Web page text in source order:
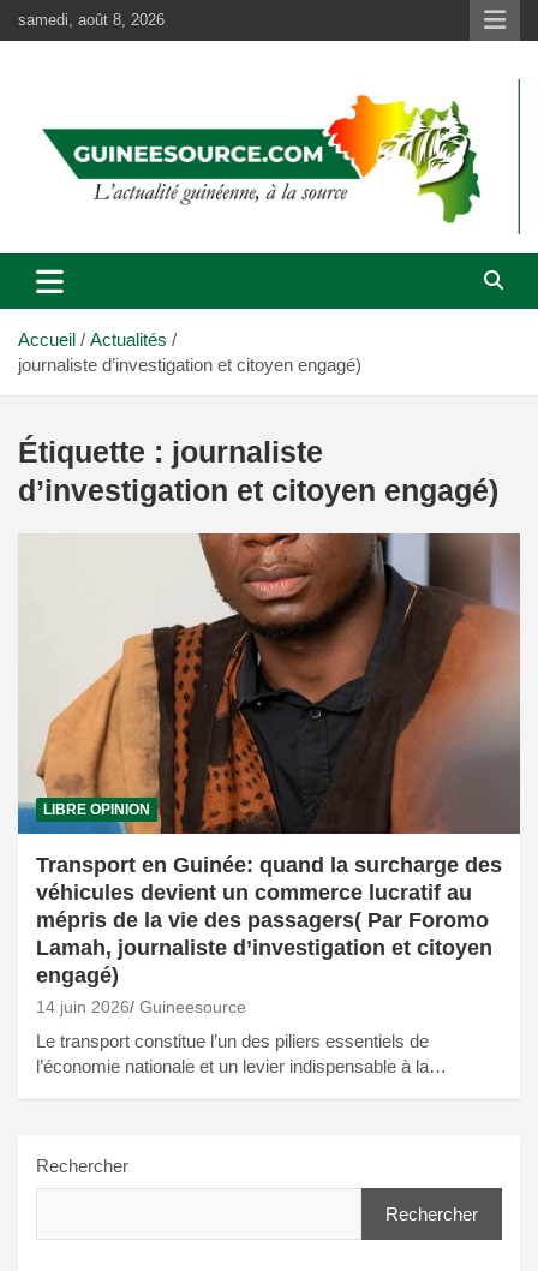
au
samedi, août 8, 2026
Accueil
Actualités
journaliste d’investigation et citoyen engagé)
Étiquette : journaliste
d’investigation et citoyen engagé)
LIBRE OPINION
Transport en Guinée: quand la surcharge des
véhicules devient un commerce lucratif au
mépris de la vie des passagers( Par Foromo
Lamah, journaliste d’investigation et citoyen
engagé)
14 juin 2026 Guineesource
Le transport constitue l’un des piliers essentiels de
l’économie nationale et un levier indispensable à la…
Rechercher
Rechercher